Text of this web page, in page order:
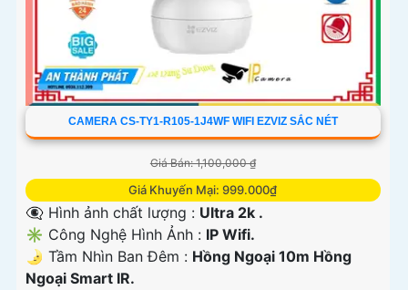
CAMERA CS-TY1-R105-1J4WF WIFI EZVIZ SẮC NÉT
Giá Bán: 1,100,000 ₫
Giá Khuyến Mại: 999.000₫
👁️‍🗨 Hình ảnh chất lượng : Ultra 2k .
✳️ Công Nghệ Hình Ảnh : IP Wifi.
🌛 Tầm Nhìn Ban Đêm : Hồng Ngoại 10m Hồng
Ngoại Smart IR.